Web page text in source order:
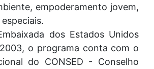
empoderamento jovem,
dos Estados Unidos
o programa conta com o
do CONSED - Conselho